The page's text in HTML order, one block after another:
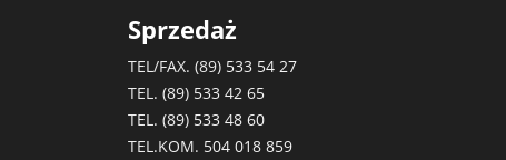
Sprzedaż
TEL/FAX. (89) 533 54 27
TEL. (89) 533 42 65
TEL. (89) 533 48 60
TEL.KOM. 504 018 859